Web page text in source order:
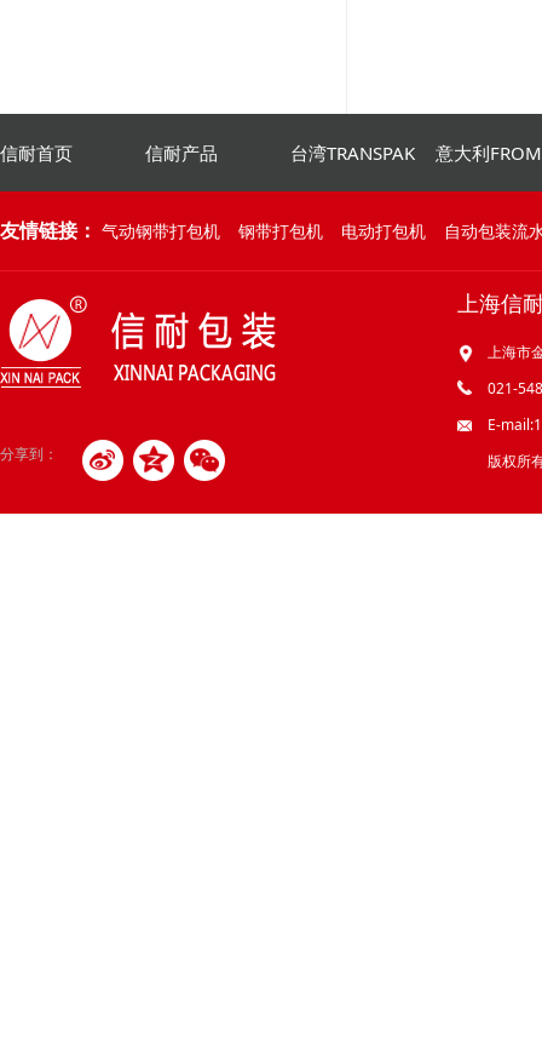
信耐首页 信耐产品 台湾TRANSPAK 意大利
友情链接： 气动钢带打包机 钢带打包机 电动打包机 自动包装流
分享到：
上海信
上海市
021-
E-
版权所